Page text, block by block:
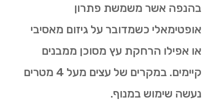
בהנפה אשר משמשת פתרון
אופטימאלי כשמדובר על גיזום מאסיבי
או אפילו הרחקת עץ מסוכן ממבנים
קיימים. במקרים של עצים מעל 4 מטרים
נעשה שימוש במנוף.